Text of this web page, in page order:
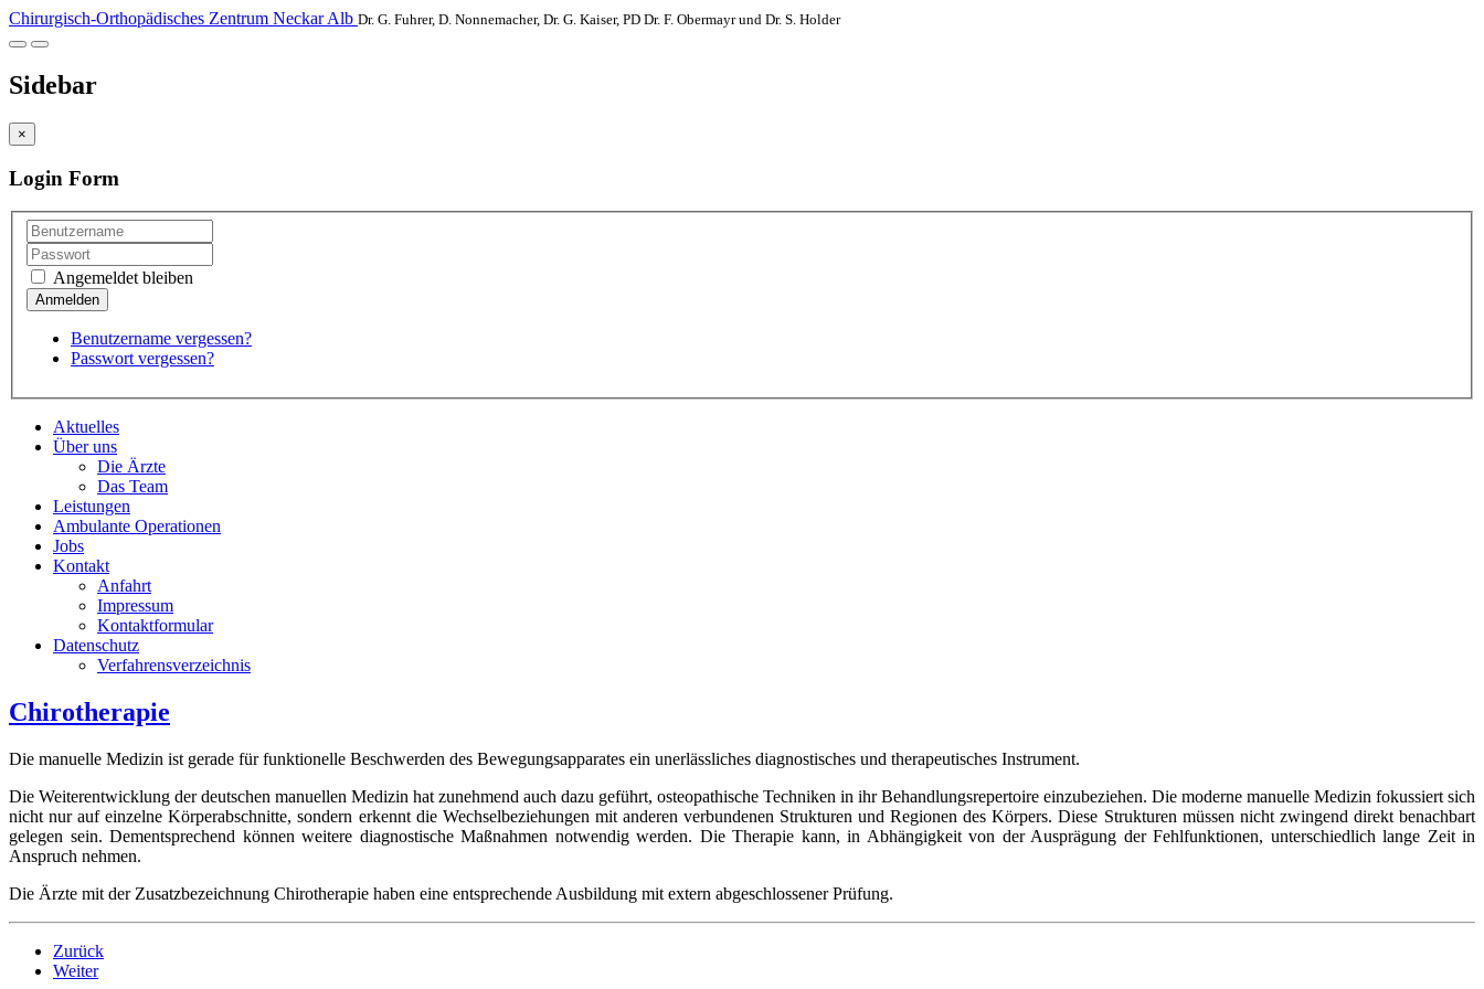
Chirurgisch-Orthopädisches Zentrum Neckar Alb Dr. G. Fuhrer, D. Nonnemacher, Dr. G. Kaiser, PD Dr. F. Obermayr und Dr. S. Holder
Sidebar
×
Login Form
Angemeldet bleiben
Benutzername vergessen?
Passwort vergessen?
Aktuelles
Über uns
Die Ärzte
Das Team
Leistungen
Ambulante Operationen
Jobs
Kontakt
Anfahrt
Impressum
Kontaktformular
Datenschutz
Verfahrensverzeichnis
Chirotherapie
Die manuelle Medizin ist gerade für funktionelle Beschwerden des Bewegungsapparates ein unerlässliches diagnostisches und therapeutisches Instrument.
Die Weiterentwicklung der deutschen manuellen Medizin hat zunehmend auch dazu geführt, osteopathische Techniken in ihr Behandlungsrepertoire einzubeziehen. Die moderne manuelle Medizin fokussiert sich
nicht nur auf einzelne Körperabschnitte, sondern erkennt die Wechselbeziehungen mit anderen verbundenen Strukturen und Regionen des Körpers. Diese Strukturen müssen nicht zwingend direkt benachbart
gelegen sein. Dementsprechend können weitere diagnostische Maßnahmen notwendig werden. Die Therapie kann, in Abhängigkeit von der Ausprägung der Fehlfunktionen, unterschiedlich lange Zeit in
Anspruch nehmen.
Die Ärzte mit der Zusatzbezeichnung Chirotherapie haben eine entsprechende Ausbildung mit extern abgeschlossener Prüfung.
Zurück
Weiter